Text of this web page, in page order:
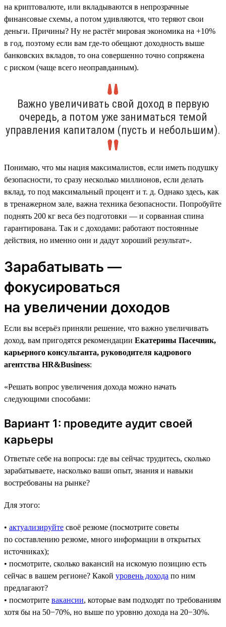
на криптовалюте, или вкладываются в непрозрачные
финансовые схемы, а потом удивляются, что теряют свои
деньги. Причины? Ну не растёт мировая экономика на +10%
в год, поэтому если вам где-то обещают доходность выше
банковских вкладов, то она совершенно точно сопряжена
с риском (чаще всего неоправданным).
Важно увеличивать свой доход в первую
очередь, а потом уже заниматься темой
управления капиталом (пусть и небольшим).
Понимаю, что мы нация максималистов, если иметь подушку
безопасности, то сразу несколько миллионов, если делать
вклад, то под максимальный процент и т. д. Однако здесь, как
в тренажерном зале, важна техника безопасности. Попробуйте
поднять 200 кг веса без подготовки — и сорванная спина
гарантирована. Так и с доходами: работают постоянные
действия, но именно они и дадут хороший результат».
Зарабатывать —
фокусироваться
на увеличении доходов
Если вы всерьёз приняли решение, что важно увеличивать
доход, вам пригодятся рекомендации Екатерины Пасечник,
карьерного консультанта, руководителя кадрового
агентства HR&Business:
«Решать вопрос увеличения дохода можно начать
следующими способами:
Вариант 1: проведите аудит своей
карьеры
Ответьте себе на вопросы: где вы сейчас трудитесь, сколько
зарабатываете, насколько ваши опыт, знания и навыки
востребованы на рынке?
Для этого:
• актуализируйте своё резюме (посмотрите советы
по составлению резюме, много информации в открытых
источниках);
• посмотрите, сколько вакансий на искомую позицию есть
сейчас в вашем регионе? Какой уровень дохода по ним
предлагают?
• посмотрите вакансии, которые вам подходят по требованиям
хотя бы на 50−70%, но выше по уровню дохода на 20−30%.